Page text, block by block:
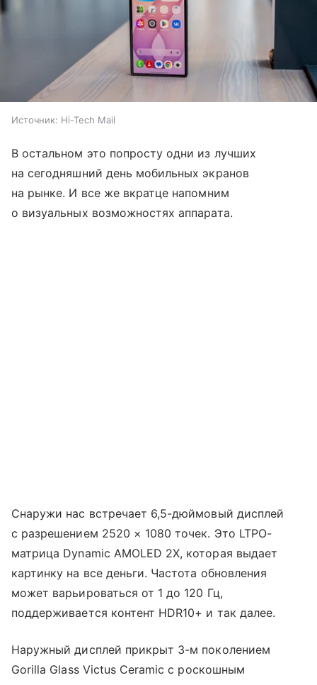
Источник: Hi-Tech Mail
В остальном это попросту одни из лучших
на сегодняшний день мобильных экранов
на рынке. И все же вкратце напомним
о визуальных возможностях аппарата.
Снаружи нас встречает 6,5-дюймовый дисплей
с разрешением 2520 × 1080 точек. Это LTPO-
матрица Dynamic AMOLED 2X, которая выдает
картинку на все деньги. Частота обновления
может варьироваться от 1 до 120 Гц,
поддерживается контент HDR10+ и так далее.
Наружный дисплей прикрыт 3-м поколением
Gorilla Glass Victus Ceramic с роскошным